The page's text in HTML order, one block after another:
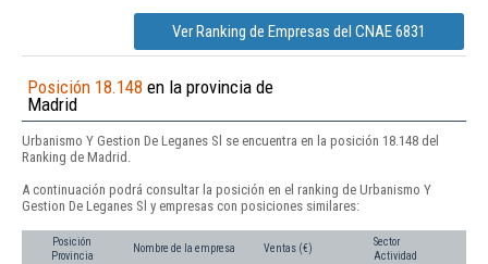
Ver Ranking de Empresas del CNAE 6831
Posición 18.148 en la provincia de
Madrid
Urbanismo Y Gestion De Leganes Sl se encuentra en la posición 18.148 del
Ranking de Madrid.
A continuación podrá consultar la posición en el ranking de Urbanismo Y
Gestion De Leganes Sl y empresas con posiciones similares:
Posición
Provincia
Nombre de la empresa Ventas (€)
Sector
Actividad